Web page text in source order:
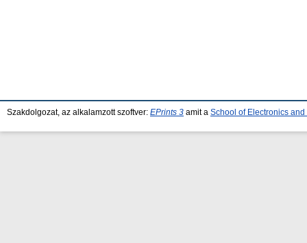
Szakdolgozat, az alkalamzott szoftver: EPrints 3 amit a School of Electronics